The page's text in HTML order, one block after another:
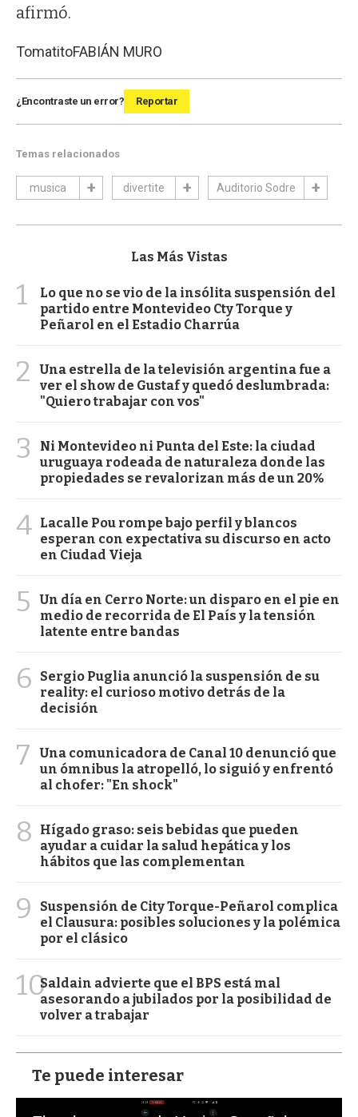
afirmó.
TomatitoFABIÁN MURO
¿Encontraste un error? Reportar
Temas relacionados
musica divertite Auditorio Sodre
Las Más Vistas
1
Lo que no se vio de la insólita suspensión del
partido entre Montevideo Cty Torque y
Peñarol en el Estadio Charrúa
2
Una estrella de la televisión argentina fue a
ver el show de Gustaf y quedó deslumbrada:
"Quiero trabajar con vos"
3
Ni Montevideo ni Punta del Este: la ciudad
uruguaya rodeada de naturaleza donde las
propiedades se revalorizan más de un 20%
4 Lacalle Pou rompe bajo perfil y blancos
esperan con expectativa su discurso en acto
en Ciudad Vieja
5
Un día en Cerro Norte: un disparo en el pie en
medio de recorrida de El País y la tensión
latente entre bandas
6
Sergio Puglia anunció la suspensión de su
reality: el curioso motivo detrás de la
decisión
7
Una comunicadora de Canal 10 denunció que
un ómnibus la atropelló, lo siguió y enfrentó
al chofer: "En shock"
8
Hígado graso: seis bebidas que pueden
ayudar a cuidar la salud hepática y los
hábitos que las complementan
9
Suspensión de City Torque-Peñarol complica
el Clausura: posibles soluciones y la polémica
por el clásico
10Saldain advierte que el BPS está mal
asesorando a jubilados por la posibilidad de
volver a trabajar
Te puede interesar